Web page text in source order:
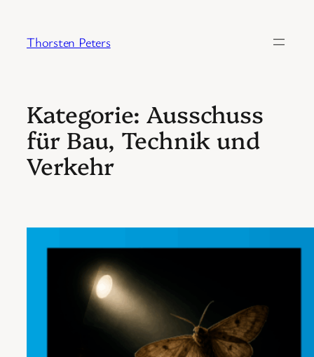
springen
Thorsten Peters
Kategorie: Ausschuss
für Bau, Technik und
Verkehr